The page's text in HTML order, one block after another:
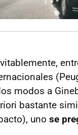
modos a
bastante
uno se